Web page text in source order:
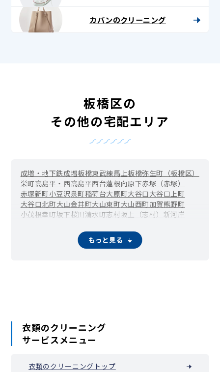
カバンのクリーニング
板橋区の
その他の宅配エリア
成増・地下鉄成増板橋東武練馬上板橋弥生町（板橋区）
栄町高島平・西高島平西台蓮根向原下赤塚（赤塚）
赤塚新町小豆沢泉町稲荷台大原町大谷口大谷口上町
大谷口北町大山金井町大山東町大山西町加賀熊野町
小茂根幸町坂下桜川清水町志村坂上（志村） 新河岸
氷川町 東坂下東山町
南常盤台宮本町四葉 若木
もっと見る
衣類のクリーニング
サービスメニュー
衣類のクリーニングトップ